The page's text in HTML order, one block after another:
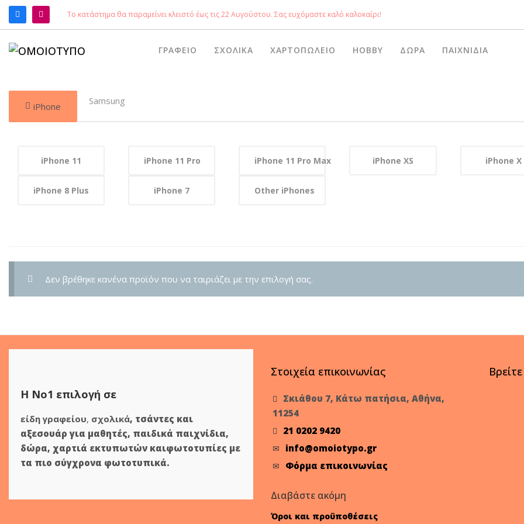
ΑΝΑΖΉΤΗΣΗ
Το κατάστημα θα παραμείνει κλειστό έως τις 22 Αυγούστου. Σας ευχόμαστε καλό καλοκαίρι!
ΓΡΑΦΕΊΟ ΣΧΟΛΙΚΆ ΧΑΡΤΟΠΩΛΕΊΟ HOBBY ΔΏΡΑ ΠΑΙΧΝΊΔΙΑ
iPhone Samsung
iPhone 11 iPhone 11 Pro iPhone 11 Pro Max iPhone XS iPhone X
iPhone 8 Plus iPhone 7 Other iPhones
Δεν βρέθηκε κανένα προϊόν που να ταιριάζει με την επιλογή σας.
Η Νο1 επιλογή σε
είδη γραφείου, σχολικά, τσάντες και
αξεσουάρ για μαθητές, παιδικά παιχνίδια,
δώρα, χαρτιά εκτυπωτών καιφωτοτυπίες με
τα πιο σύγχρονα φωτοτυπικά.
Στοιχεία επικοινωνίας
Σκιάθου 7, Κάτω πατήσια, Αθήνα,
11254
21 0202 9420
info@omoiotypo.gr
Φόρμα επικοινωνίας
Διαβάστε ακόμη
Όροι και προϋποθέσεις